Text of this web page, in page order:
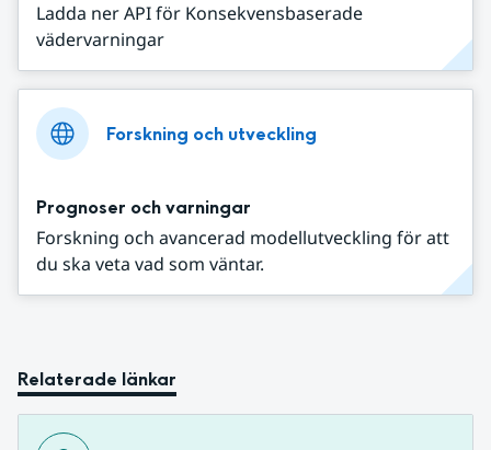
Ladda ner API för Konsekvensbaserade
vädervarningar
Forskning och utveckling
Prognoser och varningar
Forskning och avancerad modellutveckling för att
du ska veta vad som väntar.
Relaterade länkar